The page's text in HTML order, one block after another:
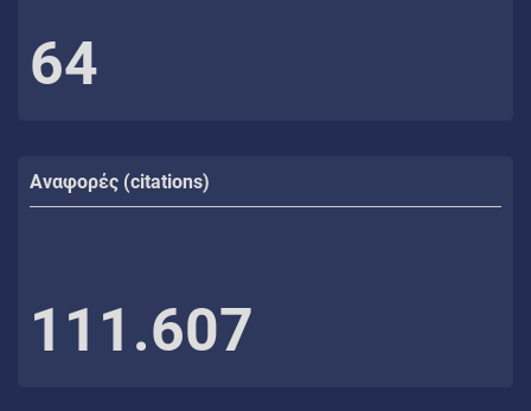
64
Αναφορές (citations)
111.607